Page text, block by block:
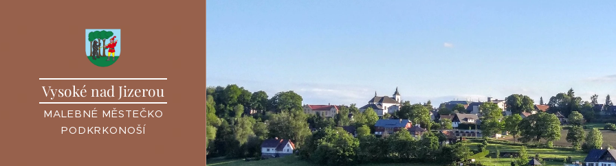
Vysoké nad Jizerou
MALEBNÉ MĚSTEČKO
PODKRKONOŠÍ